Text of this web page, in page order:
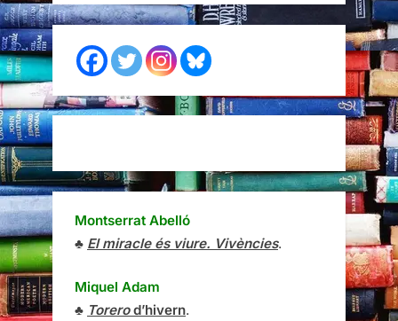
Montserrat Abelló
♣ El miracle és viure. Vivències.
Miquel Adam
♣ Torerod’hivern.